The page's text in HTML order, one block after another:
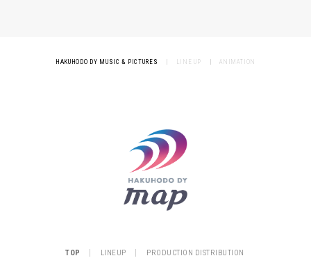
HAKUHODO DY MUSIC & PICTURES LINE UP ANIMATION
TOP LINEUP
PRODUCTION DISTRIBUTION